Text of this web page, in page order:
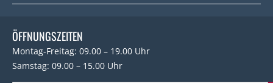
ÖFFNUNGSZEITEN
Montag-Freitag: 09.00 – 19.00 Uhr
Samstag: 09.00 – 15.00 Uhr